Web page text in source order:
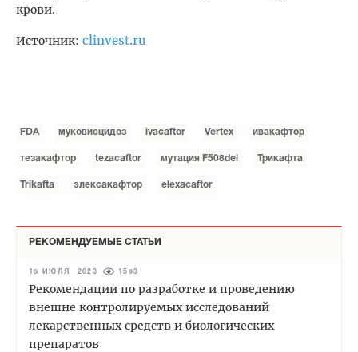
крови.
Источник: clinvest.ru
FDA муковисцидоз ivacaftor Vertex ивакафтор
тезакафтор tezacaftor мутация F508del Трикафта
Trikafta элексакафтор elexacaftor
РЕКОМЕНДУЕМЫЕ СТАТЬИ
18 ИЮЛЯ 2023 1593
Рекомендации по разработке и проведению
внешне контролируемых исследований
лекарственных средств и биологических
препаратов